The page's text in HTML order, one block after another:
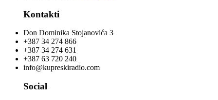
Kontakti
Don Dominika Stojanovića 3
+387 34 274 866
+387 34 274 631
+387 63 720 240
info@kupreskiradio.com
Social